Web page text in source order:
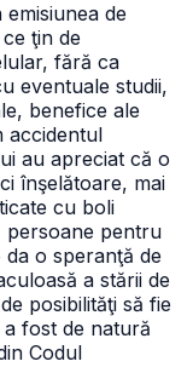
de
ţin de
fără ca
eventuale studii,
benefice ale
accidentul
au apreciat că o
înşelătoare, mai
cu boli
persoane pentru
o speranţă de
a stării de
posibilităţi să fie
fost de natură
Codul